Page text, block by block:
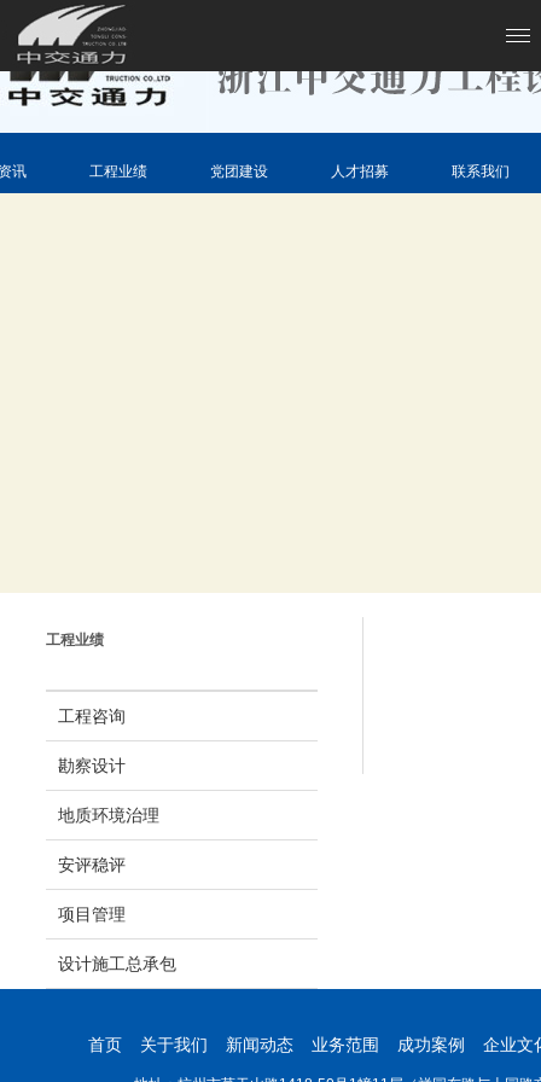
讯 工程业绩 党团建设 人才招募 联系我们
工程业绩
工程咨询
勘察设计
地质环境治理
安评稳评
项目管理
设计施工总承包
首页 关于我们 新闻动态 业务范围 成功案例 企业文